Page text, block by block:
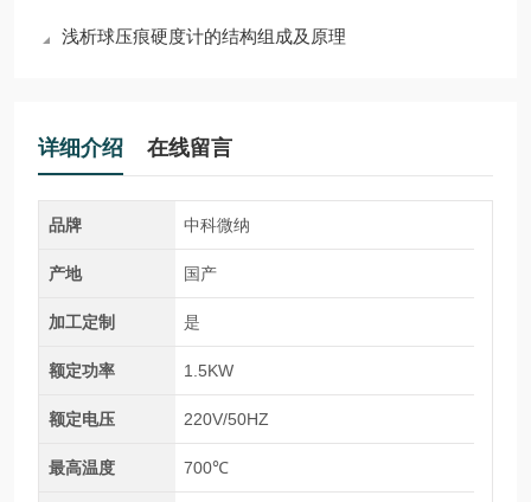
浅析球压痕硬度计的结构组成及原理
详细介绍 在线留言
品牌 中科微纳
产地 国产
加工定制 是
额定功率 1.5KW
额定电压 220V/50HZ
最高温度 700℃